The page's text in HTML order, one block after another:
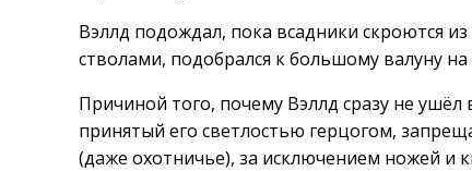
Вэллд подождал, пока всадники скроются
стволами, подобрался к большому валуну
Причиной того, почему Вэллд сразу не ушёл
принятый его светлостью герцогом,
(даже охотничье), за исключением ножей и